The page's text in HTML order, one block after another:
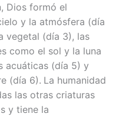
Dios formó el
y la atmósfera (día
vegetal (día 3), las
como el sol y la luna
acuáticas (día 5) y
(día 6). La humanidad
las otras criaturas
y tiene la